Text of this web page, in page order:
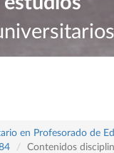
en Profesorado de
Contenidos